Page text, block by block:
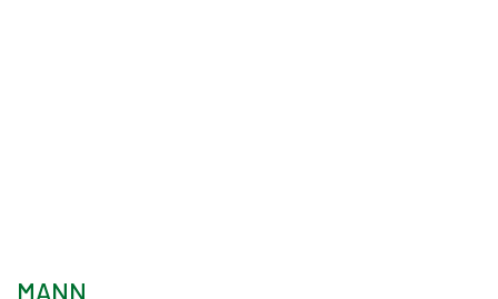
MANN